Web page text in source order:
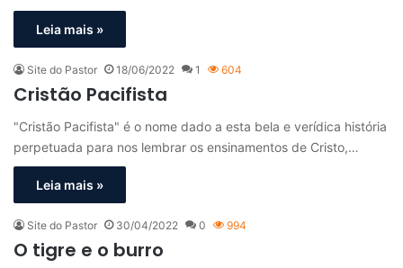
Leia mais »
Site do Pastor 18/06/2022 1 604
Cristão Pacifista
"Cristão Pacifista" é o nome dado a esta bela e verídica história
perpetuada para nos lembrar os ensinamentos de Cristo,…
Leia mais »
Site do Pastor 30/04/2022 0 994
O tigre e o burro